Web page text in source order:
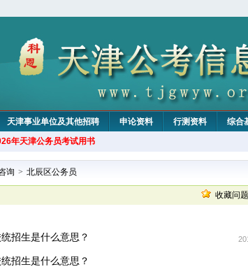
天津事业单位及其他招聘 申论资料 行测资料 综合
年天津公务员考试用书
询 > 北辰区公务员
收藏问题
招生是什么意思？
招生是什么意思？